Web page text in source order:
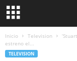
Inicio Television
estreno el...
TELEVISION